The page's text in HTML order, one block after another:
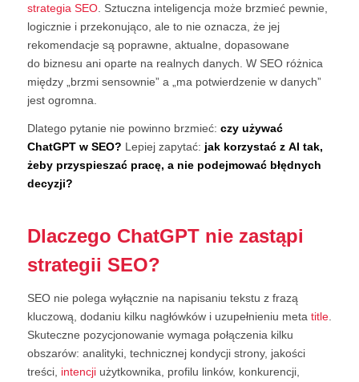
strategia SEO. Sztuczna inteligencja może brzmieć pewnie,
logicznie i przekonująco, ale to nie oznacza, że jej
rekomendacje są poprawne, aktualne, dopasowane
do biznesu ani oparte na realnych danych. W SEO różnica
między „brzmi sensownie” a „ma potwierdzenie w danych”
jest ogromna.
Dlatego pytanie nie powinno brzmieć: czy używać
ChatGPT w SEO? Lepiej zapytać: jak korzystać z AI tak,
żeby przyspieszać pracę, a nie podejmować błędnych
decyzji?
Dlaczego ChatGPT nie zastąpi
strategii SEO?
SEO nie polega wyłącznie na napisaniu tekstu z frazą
kluczową, dodaniu kilku nagłówków i uzupełnieniu meta title.
Skuteczne pozycjonowanie wymaga połączenia kilku
obszarów: analityki, technicznej kondycji strony, jakości
treści, intencjiużytkownika, profilu linków, konkurencji,